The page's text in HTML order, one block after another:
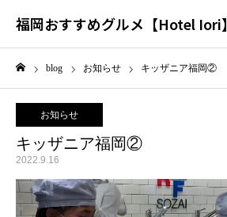
福岡おすすめグルメ【Hotel Iori】
blog お知らせ キッザニア福岡②
お知らせ
キッザニア福岡②
2022.9.16